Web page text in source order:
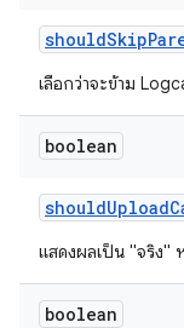
shouldSkip
เลือกว่าจะข้าม
boolean
shouldUpload
แสดงผลเป็น "จริง"
boolean